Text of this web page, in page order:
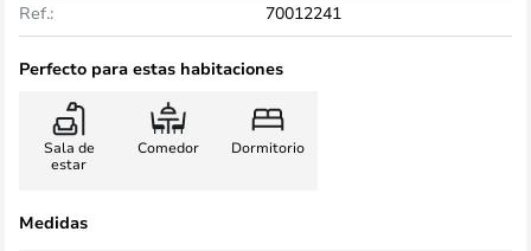
Ref.:
70012241
Perfecto para estas habitaciones
Sala de
estar
Comedor Dormitorio
Medidas